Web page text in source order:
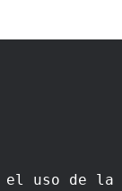
el uso de la